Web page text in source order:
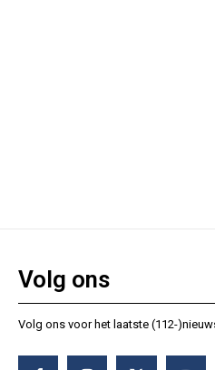
Volg ons
Volg ons voor het laatste (112-